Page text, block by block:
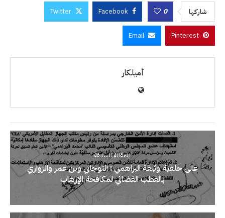
شاركها 0
Facebook
Twitter
Pinterest
Email
أميلكار
المقالة السابقة
على خلفية وثيقة البراهمي : التوجاني وبن عمر والزواري
بالقطب القضائي لمكافحة الإرهاب